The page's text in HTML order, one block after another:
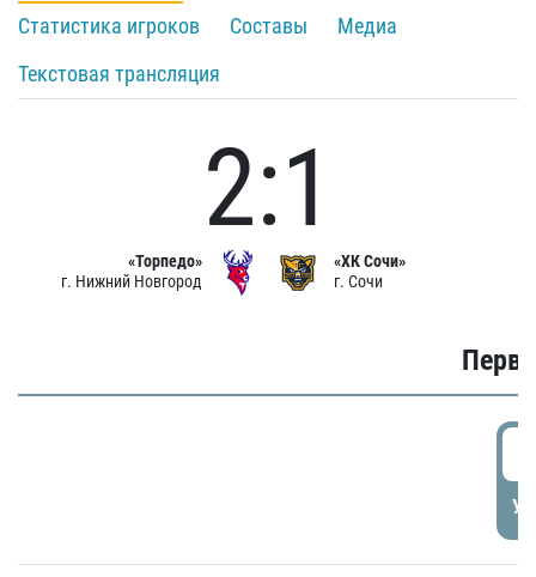
Статистика игроков
Составы
Медиа
Текстовая трансляция
«Торпедо»
г. Нижний Новгород
2:1
«ХК Сочи»
г. Сочи